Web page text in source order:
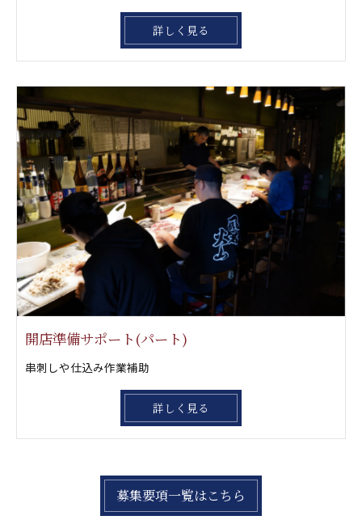
詳しく見る
開店準備サポート(パート)
串刺しや仕込み作業補助
詳しく見る
募集要項一覧はこちら